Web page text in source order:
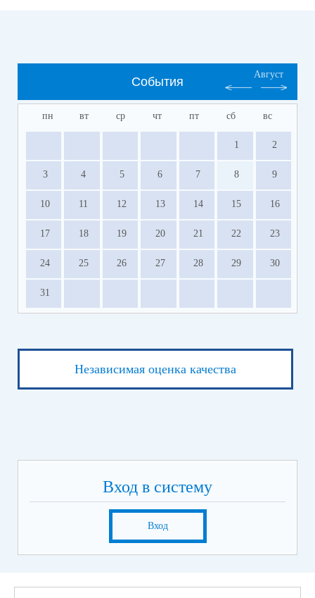
События
Август
пн вт ср чт пт сб вс
1 2
3 4 5 6 7 8 9
10 11 12 13 14 15 16
17 18 19 20 21 22 23
24 25 26 27 28 29 30
31
Независимая оценка качества
Вход в систему
Вход